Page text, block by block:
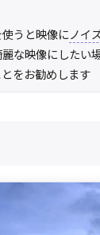
使うと映像にノイ
な映像にしたい
をお勧めします